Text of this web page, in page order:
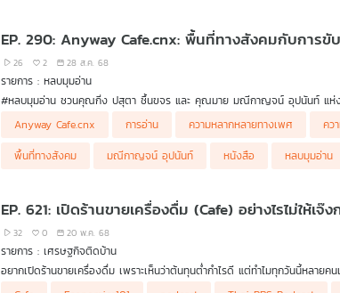
EP. 290: Anyway Cafe.cnx: พื้นที่ทางสังคมกับการขั
26 2 28 ส.ค. 68
รายการ : หลบมุมอ่าน
#หลบมุมอ่าน ชวนคุณกิ่ง ปสุตา ชื้นขจร และ คุณมาย มณีกาญจน์ อุปนันท์ แห่ง
มิติต่างๆ โดยเฉพาะเรื่องความเท่าเทียมและความหลากหลายทางเพศ ว่ามีการท
เมืองปราบเซียนจริงหรือ แล้วร้านหนังสือแห่งนี้รับมืออย่างไร, Climate
ร้านหนังสือในเมืองเชียงใหม่ ที่เป็นแรงบันดาลใจให้กับทั้งคู่ รวมถึงชุมชนช้างม่อ
Anyway Cafe.cnx การอ่าน ความหลากหลายทางเพศ คว
พื้นที่ทางสังคม
มณีกาญจน์ อุปนันท์ หนังสือ หลบมุมอ่าน
EP. 621: เปิดร้านขายเครื่องดื่ม (Cafe) อย่างไรไม่ให้เจ๊
32 0 20 พ.ค. 68
รายการ : เศรษฐกิจติดบ้าน
อยากเปิดร้านขายเครื่องดื่ม เพราะเห็นว่าต้นทุนต่ำกำไรดี แต่ทำไมทุกวันนี้หลายค
ทุกวันนี้เดินไปมุมไหนก็มีร้านขายเครื่องดื่มให้เห็นอยู่ทุกมุมถนน ทั้งขนาดเล็ก ก